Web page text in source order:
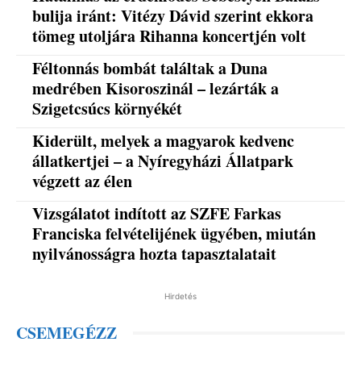
bulija iránt: Vitézy Dávid szerint ekkora
tömeg utoljára Rihanna koncertjén volt
Féltonnás bombát találtak a Duna
medrében Kisoroszinál – lezárták a
Szigetcsúcs környékét
Kiderült, melyek a magyarok kedvenc
állatkertjei – a Nyíregyházi Állatpark
végzett az élen
Vizsgálatot indított az SZFE Farkas
Franciska felvételijének ügyében, miután
nyilvánosságra hozta tapasztalatait
Hirdetés
CSEMEGÉZZ